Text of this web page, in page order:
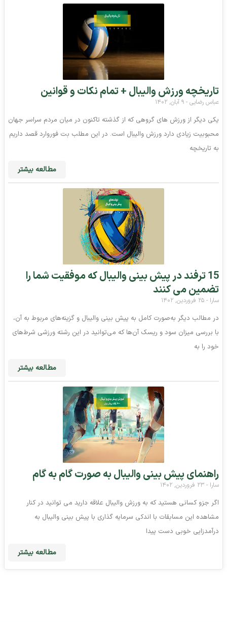
تاریخچه ورزش والیبال + تمام نکات و قوانین
عباس رضایی
یکی دیگر از ورزش های گروهی که از گذشته تاکنون در میان مردم سراسر جهان
محبوبیت زیادی دارد ورزش والیبال است. در این مطلب بت فوروارد قصد داریم
به تاریخچه
مطالعه بیشتر
15 ترفند در پیش بینی والیبال که موفقیت شما را
تضمین می‌ کنند
سارا
در مطالب دیگر به‌صورت کامل به‌ پیش بینی والیبال و گزینه‌های مربوط به آن،
با بررسی میزان سود و ریسک آن‌ها که می‌توانید در این رشته ورزشی شرط‌های
خود را به
مطالعه بیشتر
راهنمای پیش بینی والیبال به صورت گام به گام
سارا
اگر جزو کسانی هستید که به ورزش والیبال علاقه دارید می توانید در کنار
مشاهده این مسابقات با اندکی سرمایه گذاری با پیش بینی والیبال به
درآمدزایی خوبی دست پیدا
مطالعه بیشتر